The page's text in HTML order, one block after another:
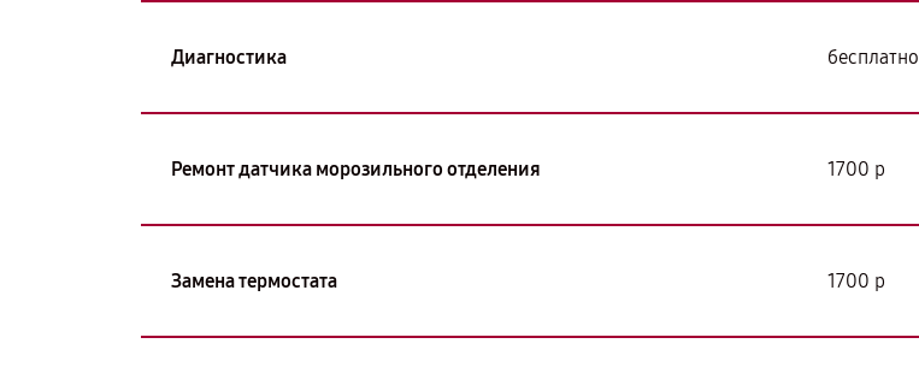
Диагностика бесплатно
Ремонт датчика морозильного отделения 1700 р
Замена термостата 1700 р